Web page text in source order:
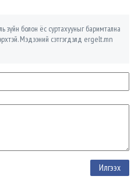
зүйн болон ёс суртахууныг баримтална
Мэдээний сэтгэгдэлд ergelt.mn